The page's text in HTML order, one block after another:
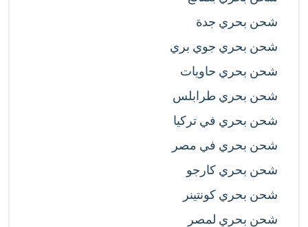
شحن بحري جدة
شحن بحري جوي بري
شحن بحري حاويات
شحن بحري طرابلس
شحن بحري في تركيا
شحن بحري في مصر
شحن بحري كارجو
شحن بحري كونتينر
شحن بحري لمصر